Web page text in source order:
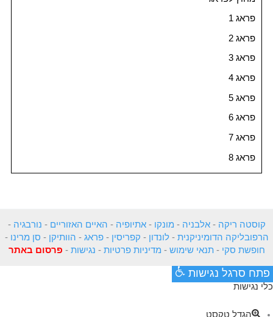
פראג 1
פראג 2
פראג 3
פראג 4
פראג 5
פראג 6
פראג 7
פראג 8
קוסטה ריקה -אלבניה - מונקו -אתיופיה - האיים האזוריים - נורבגיה -
הרפובליקה הדומיניקנית -לונדון - קפריסין -פראג - הוותיקן - סן מרינו -
חופשת סקי -תנאי שימוש - מדיניות פרטיות - נגישות - פרסום באתר
פתח סרגל נגישות
כלי נגישות
הגדל טקסט